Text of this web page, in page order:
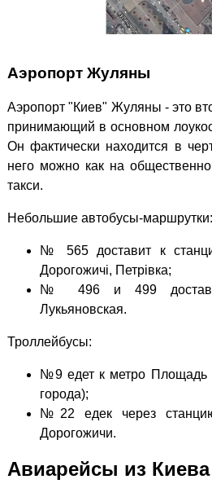
Аэропорт Жуляны
Аэропорт "Киев" Жуляны - это
принимающий в основном
Он фактически находится в
него можно как на
такси.
Небольшие автобусы-маршрутки:
№ 565 доставит к
Дорогожичі, Петрівка;
№ 496 и 499
Лукьяновская.
Троллейбусы:
№9 едет к метро Площадь
города);
№22 едек через
Дорогожичи.
Авиарейсы из Киева